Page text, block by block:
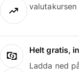
Helt gratis,
Ladda ned